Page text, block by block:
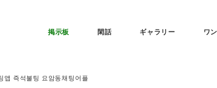
掲示板 閑話 ギャラリー ワ
앱 즉석불팅 요암동채팅어플